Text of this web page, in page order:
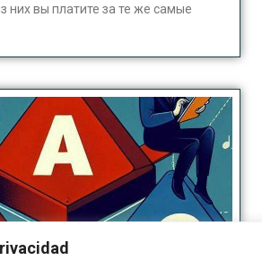
них вы платите за те же самые